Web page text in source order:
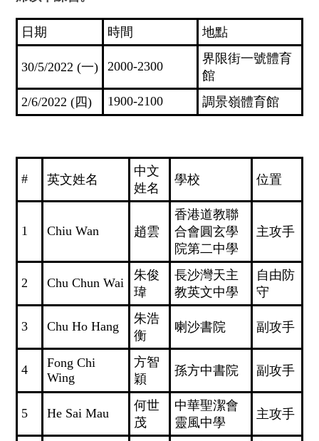
日期 時間 地點
30/5/2022 (一) 2000-2300
界限街一號體育
館
2/6/2022 (四)
1900-2100 調景嶺體育館
# 英文姓名
中文
姓名
學校 位置
1 Chiu Wan 趙雲
香港道教聯
合會圓玄學
院第二中學
主攻手
2 Chu Chun Wai
朱俊
瑋
長沙灣天主
教英文中學
自由防
守
3 Chu Ho Hang
朱浩
衡
喇沙書院 副攻手
4
Fong Chi
Wing
方智
穎
孫方中書院 副攻手
5 He Sai Mau
何世
茂
中華聖潔會
靈風中學
主攻手